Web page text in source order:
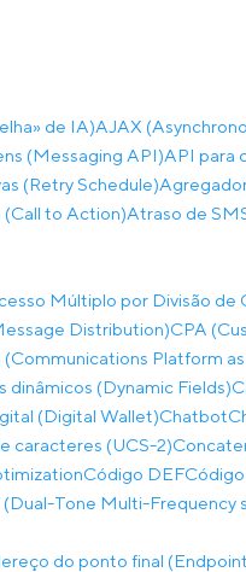
de IA)AJAX
(Messaging API)API para
(Retry Schedule)
(Call to Action)Atraso de
Múltiplo por Divisão de
Distribution)CPA
(Communications Platform
dinâmicos (Dynamic Fields)
(Digital Wallet)Chatbot
caracteres (UCS-2)
Código DEF
Tone Multi-Frequency
do ponto final